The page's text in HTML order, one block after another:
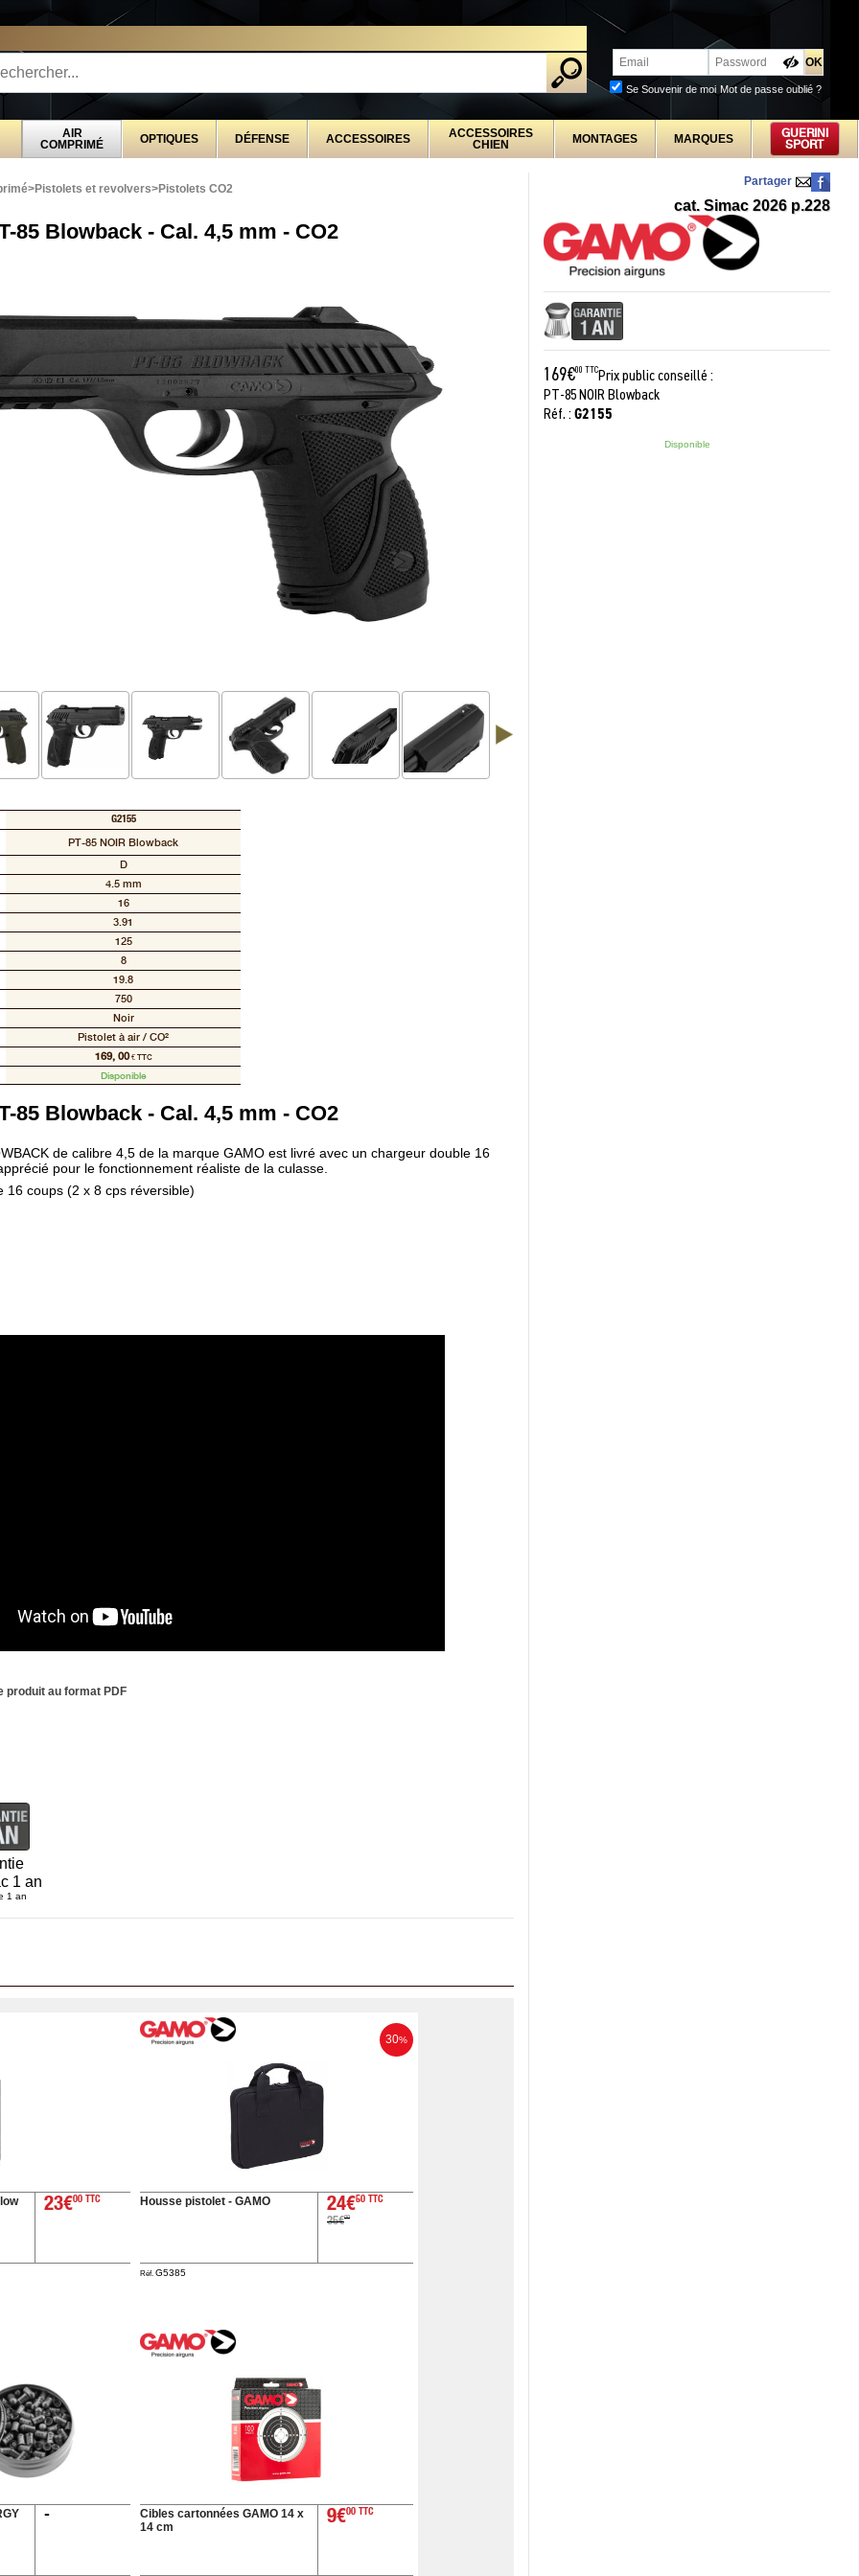
Se Souvenir de moi Mot de passe oublié ?
AIR
COMPRIMÉ
OPTIQUES DÉFENSE ACCESSOIRES
ACCESSOIRES
CHIEN
MONTAGES MARQUES
GUERINI
SPORT
>Pistolets et revolvers>Pistolets CO2
85 Blowback - Cal. 4,5 mm - CO2
G2155
PT-85 NOIR Blowback
D
4.5 mm
16
3.91
125
8
19.8
750
Noir
Pistolet à air / CO²
169, 00€ TTC
Disponible
85 Blowback - Cal. 4,5 mm - CO2
de calibre 4,5 de la marque GAMO est livré avec un chargeur double 16
pour le fonctionnement réaliste de la culasse.
16 coups (2 x 8 cps réversible)
produit au format PDF
1 an
1 an
23€00 TTC Housse pistolet - GAMO
30%
24€50 TTC
35€00
Réf. G5385
-
Cibles cartonnées GAMO 14 x
14 cm
9€00 TTC
Partager
cat. Simac 2026 p.228
Prix public conseillé :
169€00 TTC
PT-85 NOIR Blowback
Réf. : G2155
Disponible